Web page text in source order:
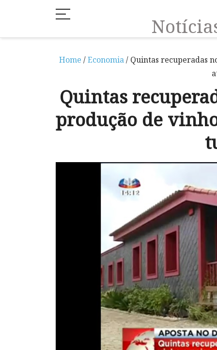
Home /Economia/ Quintas recuperadas
Quintas
produção de